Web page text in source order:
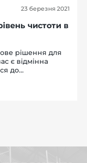
23 березня 2021
чистоти в
рішення для
є відмінна
до
замість